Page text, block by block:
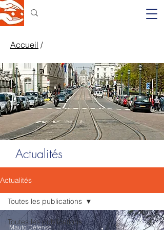
Accueil /
Actualités
Actualités
Toutes les publications
Toutes les publications
Mauto Défense